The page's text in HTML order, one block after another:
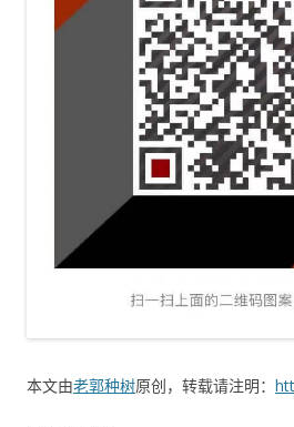
本文由老郭种树原创，转载请注明：